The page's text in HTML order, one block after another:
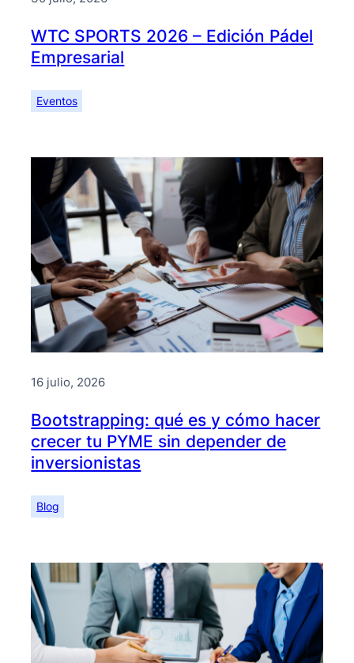
WTC SPORTS 2026 – Edición Pádel
Empresarial
Eventos
16 julio, 2026
Bootstrapping: qué es y cómo hacer
crecer tu PYME sin depender de
inversionistas
Blog